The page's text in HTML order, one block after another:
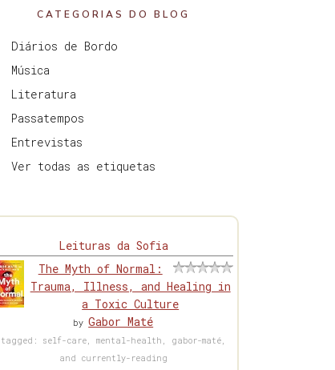
CATEGORIAS DO BLOG
Diários de Bordo
Música
Literatura
Passatempos
Entrevistas
Ver todas as etiquetas
Leituras da Sofia
The Myth of Normal:
Trauma, Illness, and Healing in
a Toxic Culture
byGabor Maté
tagged: self-care, mental-health, gabor-maté,
and currently-reading